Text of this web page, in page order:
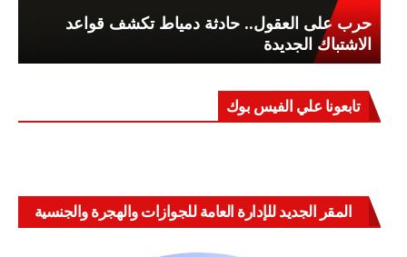
حرب على العقول.. حادثة دمياط تكشف قواعد
الاشتباك الجديدة
تابعونا علي الفيس بوك
المقر الجديد للإدارة العامة للجوازات والهجرة والجنسية